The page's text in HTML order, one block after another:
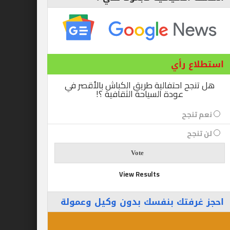
رأي
احتفالية طريق الكباش بالأقصر في
عودة السياحة الثقافية ؟!
View Results
بنفسك بدون وكيل وعمولة